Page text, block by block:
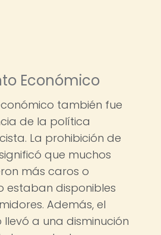
Económico
también fue
de la política
La prohibición de
que muchos
más caros o
estaban disponibles
Además, el
a una disminución